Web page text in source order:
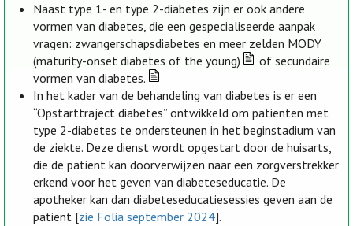
Naast type 1- en type 2-diabetes zijn er ook andere
vormen van diabetes, die een gespecialiseerde aanpak
vragen: zwangerschapsdiabetes en meer zelden MODY
(maturity-onset diabetes of the young)
of secundaire
vormen van diabetes.
In het kader van de behandeling van diabetes is er een
“Opstarttraject diabetes” ontwikkeld om patiënten met
type 2-diabetes te ondersteunen in het beginstadium van
de ziekte. Deze dienst wordt opgestart door de huisarts,
die de patiënt kan doorverwijzen naar een zorgverstrekker
erkend voor het geven van diabeteseducatie. De
apotheker kan dan diabeteseducatiesessies geven aan de
patiënt [zie Folia september 2024].